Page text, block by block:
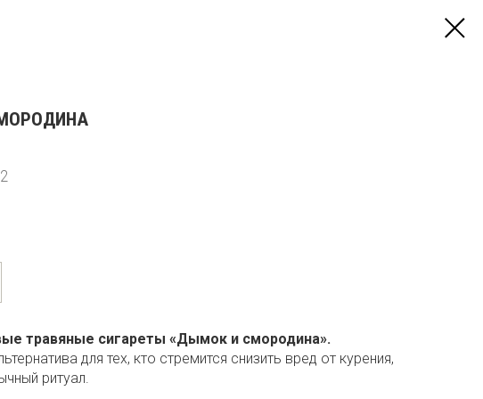
травяные сигареты «Дымок и смородина».
для тех, кто стремится снизить вред от курения,
ритуал.